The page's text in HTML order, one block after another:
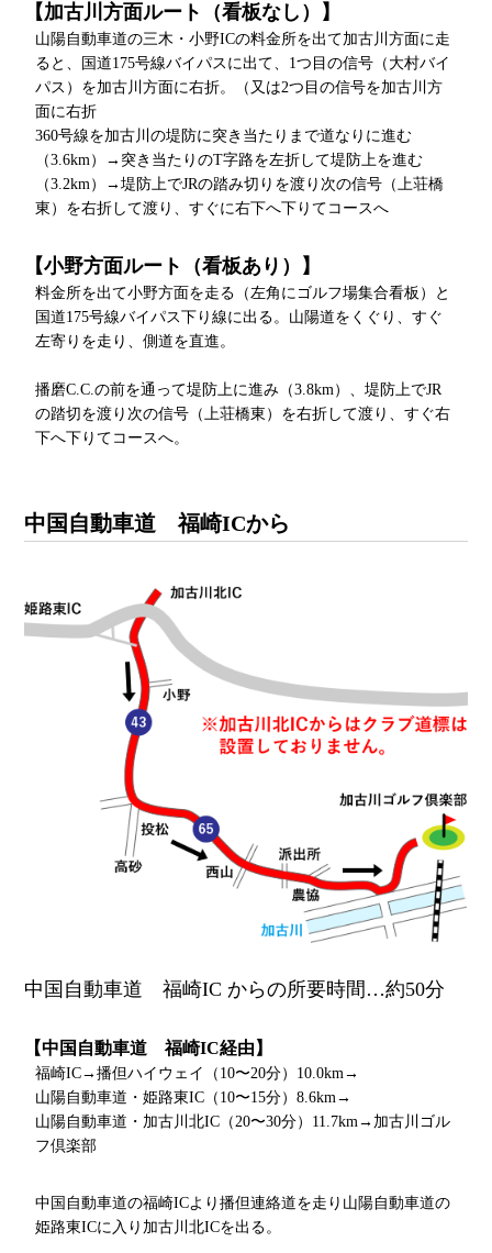
【加古川方面ルート（看板なし）】
山陽自動車道の三木・小野ICの料金所を出て加古川方面に走
ると、国道175号線バイパスに出て、1つ目の信号（大村バイ
パス）を加古川方面に右折。（又は2つ目の信号を加古川方
面に右折
360号線を加古川の堤防に突き当たりまで道なりに進む
（3.6km）→突き当たりのT字路を左折して堤防上を進む
（3.2km）→堤防上でJRの踏み切りを渡り次の信号（上荘橋
東）を右折して渡り、すぐに右下へ下りてコースへ
【小野方面ルート（看板あり）】
料金所を出て小野方面を走る（左角にゴルフ場集合看板）と
国道175号線バイパス下り線に出る。山陽道をくぐり、すぐ
左寄りを走り、側道を直進。
播磨C.C.の前を通って堤防上に進み（3.8km）、堤防上でJR
の踏切を渡り次の信号（上荘橋東）を右折して渡り、すぐ右
下へ下りてコースへ。
中国自動車道 福崎ICから
中国自動車道 福崎IC からの所要時間…約50分
【中国自動車道 福崎IC経由】
福崎IC→播但ハイウェイ（10〜20分）10.0km→
山陽自動車道・姫路東IC（10〜15分）8.6km→
山陽自動車道・加古川北IC（20〜30分）11.7km→加古川ゴル
フ倶楽部
中国自動車道の福崎ICより播但連絡道を走り山陽自動車道の
姫路東ICに入り加古川北ICを出る。